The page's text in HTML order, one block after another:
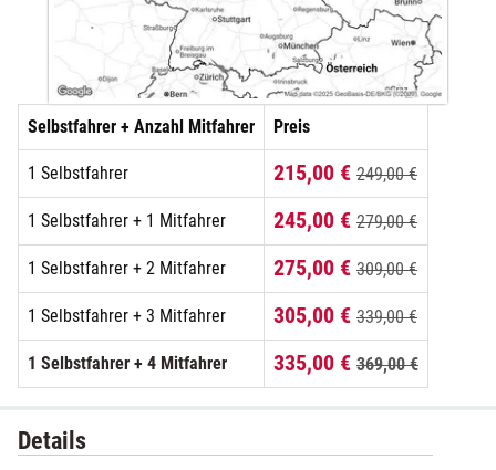
Selbstfahrer + Anzahl Mitfahrer Preis
1 Selbstfahrer 215,00 € 249,00 €
1 Selbstfahrer + 1 Mitfahrer 245,00 € 279,00 €
1 Selbstfahrer + 2 Mitfahrer 275,00 € 309,00 €
1 Selbstfahrer + 3 Mitfahrer 305,00 € 339,00 €
1 Selbstfahrer + 4 Mitfahrer 335,00 € 369,00 €
Details